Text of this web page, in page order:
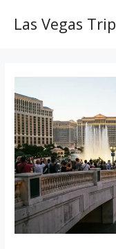
contenu
Las Vegas Trip